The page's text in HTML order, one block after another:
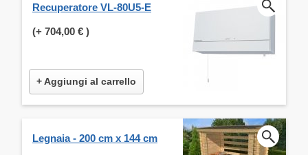
Recuperatore VL-80U5-E
(+ 704,00 € )
+ Aggiungi al carrello
Legnaia - 200 cm x 144 cm